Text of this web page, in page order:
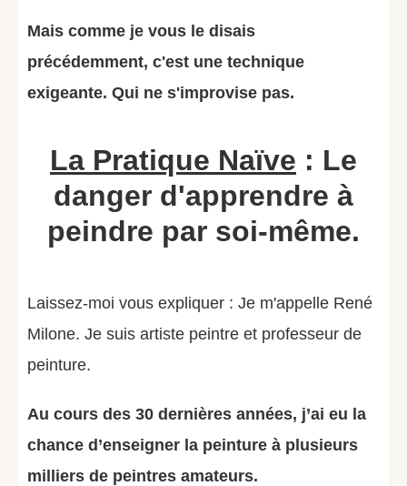
Mais comme je vous le disais
précédemment, c'est une technique
exigeante. Qui ne s'improvise pas.
La Pratique Naïve : Le
danger d'apprendre à
peindre par soi-même.
Laissez-moi vous expliquer : Je m'appelle René
Milone. Je suis artiste peintre et professeur de
peinture.
Au cours des 30 dernières années, j’ai eu la
chance d’enseigner la peinture à plusieurs
milliers de peintres amateurs.